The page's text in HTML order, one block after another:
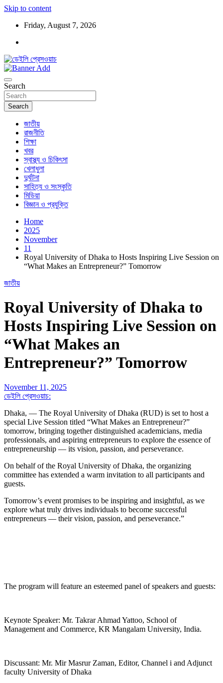
Skip to content
Friday, August 7, 2026
ডেইলি প্রেসওয়াচ
Search
Search
জাতীয়
রাজনীতি
শিক্ষা
খবর
স্বাস্থ্য ও চিকিৎসা
খেলাধুলা
দুর্ঘটনা
সাহিত্য ও সংস্কৃতি
মিডিয়া
বিজ্ঞান ও প্রযুক্তি
Home
2025
November
11
Royal University of Dhaka to Hosts Inspiring Live Session on
“What Makes an Entrepreneur?” Tomorrow
জাতীয়
Royal University of Dhaka to
Hosts Inspiring Live Session on
“What Makes an
Entrepreneur?” Tomorrow
November 11, 2025
ডেইলি প্রেসওয়াচ:
Dhaka, — The Royal University of Dhaka (RUD) is set to host a
special Live Session titled “What Makes an Entrepreneur?”
tomorrow, bringing together distinguished academicians, media
professionals, and aspiring entrepreneurs to explore the essence of
entrepreneurship — its vision, passion, and perseverance.
On behalf of the Royal University of Dhaka, the organizing
committee has extended a warm invitation to all participants and
guests.
Tomorrow’s event promises to be inspiring and insightful, as we
explore what truly drives individuals to become successful
entrepreneurs — their vision, passion, and perseverance.”
The program will feature an esteemed panel of speakers and guests:
Keynote Speaker: Mr. Takrar Ahmad Yattoo, School of
Management and Commerce, KR Mangalam University, India.
Discussant: Mr. Mir Masrur Zaman, Editor, Channel i and Adjunct
faculty University of Dhaka